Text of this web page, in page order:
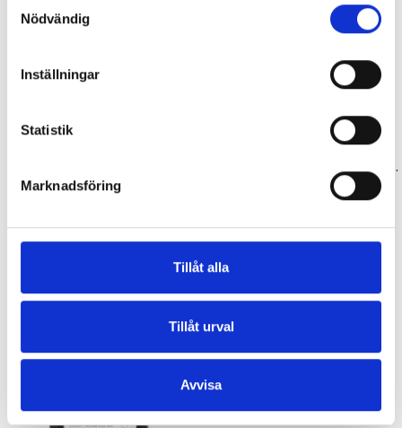
Nödvändig
Inställningar
Statistik
Marknadsföring
Tillåt alla
Tillåt urval
Avvisa
359,00 kr
Smartphonehållare xl shapeheart
359,00 kr